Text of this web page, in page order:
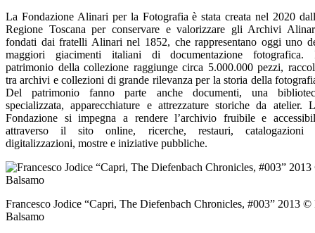
La Fondazione Alinari per la Fotografia è stata creata nel 2020
Regione Toscana per conservare e valorizzare gli Archivi
fondati dai fratelli Alinari nel 1852, che rappresentano oggi uno
maggiori giacimenti italiani di documentazione fotografica.
patrimonio della collezione raggiunge circa 5.000.000 pezzi,
tra archivi e collezioni di grande rilevanza per la storia della
Del patrimonio fanno parte anche documenti, una
specializzata, apparecchiature e attrezzature storiche da atelier.
Fondazione si impegna a rendere l’archivio fruibile e
attraverso il sito online, ricerche, restauri, catalogazioni
digitalizzazioni, mostre e iniziative pubbliche.
Francesco Jodice “Capri, The Diefenbach Chronicles, #003” 2013
Balsamo